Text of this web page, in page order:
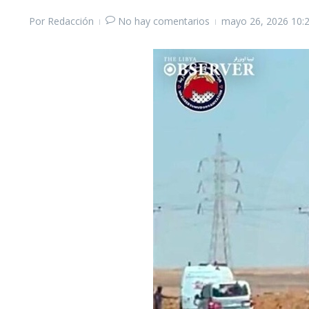
Por Redacción No hay comentarios mayo 26, 2026